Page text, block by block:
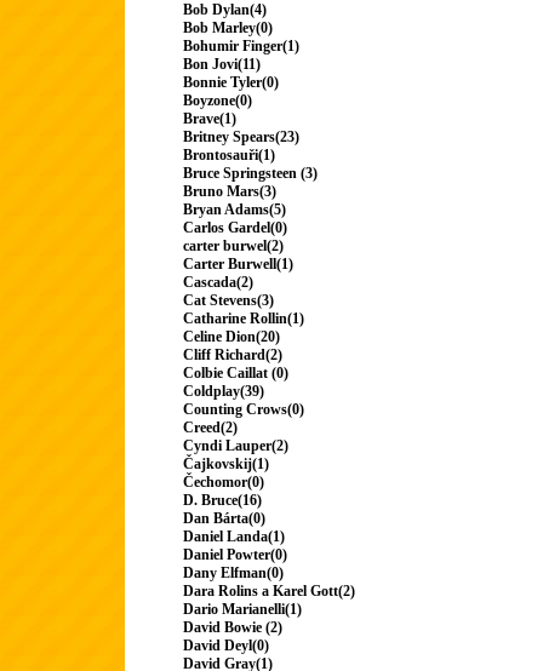
Bob Dylan(4)
Bob Marley(0)
Bohumir Finger(1)
Bon Jovi(11)
Bonnie Tyler(0)
Boyzone(0)
Brave(1)
Britney Spears(23)
Brontosauři(1)
Bruce Springsteen (3)
Bruno Mars(3)
Bryan Adams(5)
Carlos Gardel(0)
carter burwel(2)
Carter Burwell(1)
Cascada(2)
Cat Stevens(3)
Catharine Rollin(1)
Celine Dion(20)
Cliff Richard(2)
Colbie Caillat (0)
Coldplay(39)
Counting Crows(0)
Creed(2)
Cyndi Lauper(2)
Čajkovskij(1)
Čechomor(0)
D. Bruce(16)
Dan Bárta(0)
Daniel Landa(1)
Daniel Powter(0)
Dany Elfman(0)
Dara Rolins a Karel Gott(2)
Dario Marianelli(1)
David Bowie (2)
David Deyl(0)
David Gray(1)